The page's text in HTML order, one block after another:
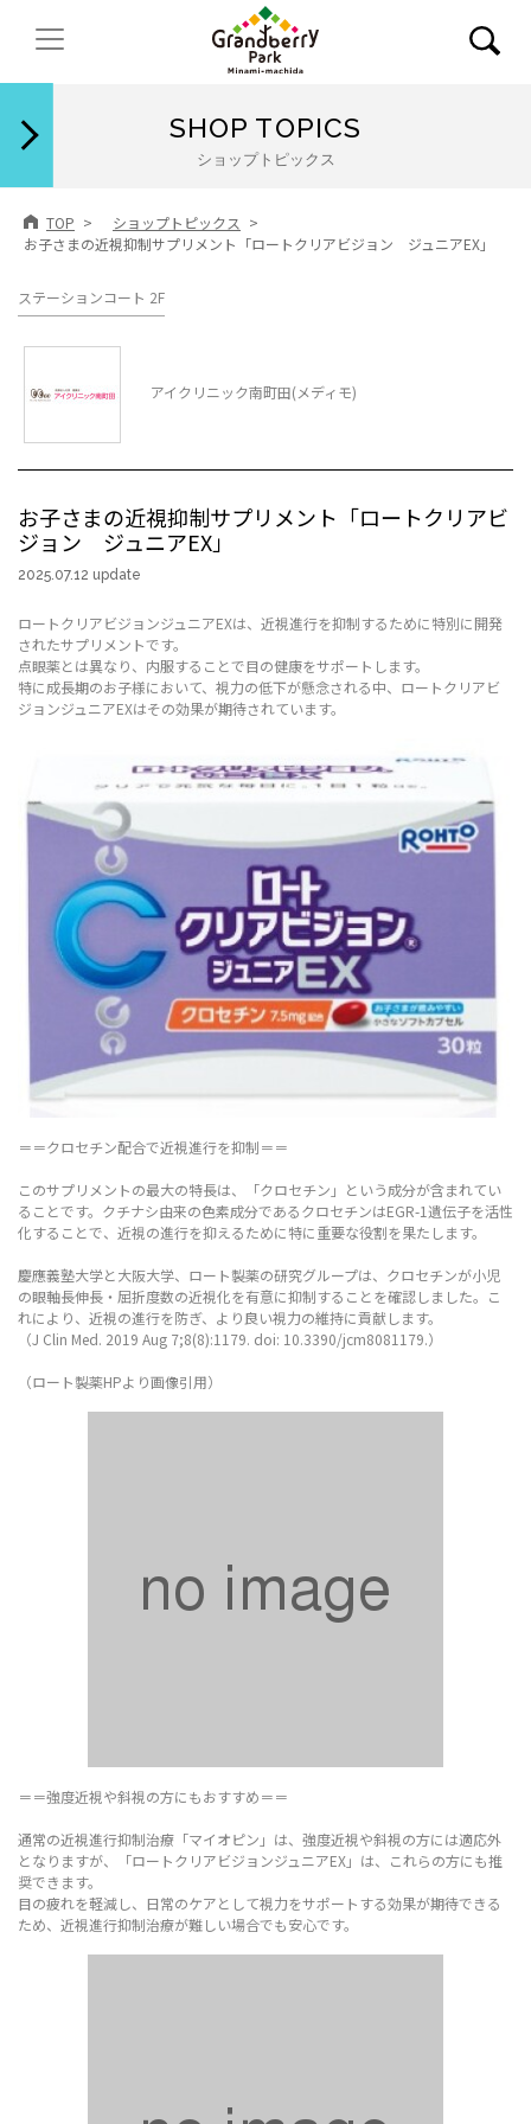
SHOP TOPICS
ショップトピックス
TOP
ショップトピックス
お子さまの近視抑制サプリメント「ロートクリアビジョン ジュニアEX」
ステーションコート 2F
アイクリニック南町田(メディモ)
お子さまの近視抑制サプリメント「ロートクリアビ
ジョン ジュニアEX」
2025.07.12 update
ロートクリアビジョンジュニアEXは、近視進行を抑制するために特別に開発
されたサプリメントです。
点眼薬とは異なり、内服することで目の健康をサポートします。
特に成長期のお子様において、視力の低下が懸念される中、ロートクリアビ
ジョンジュニアEXはその効果が期待されています。
＝＝クロセチン配合で近視進行を抑制＝＝
このサプリメントの最大の特長は、「クロセチン」という成分が含まれてい
ることです。クチナシ由来の色素成分であるクロセチンはEGR-1遺伝子を活性
化することで、近視の進行を抑えるために特に重要な役割を果たします。
慶應義塾大学と大阪大学、ロート製薬の研究グループは、クロセチンが小児
の眼軸長伸長・屈折度数の近視化を有意に抑制することを確認しました。こ
れにより、近視の進行を防ぎ、より良い視力の維持に貢献します。
（J Clin Med. 2019 Aug 7;8(8):1179. doi: 10.3390/jcm8081179.）
（ロート製薬HPより画像引用）
＝＝強度近視や斜視の方にもおすすめ＝＝
通常の近視進行抑制治療「マイオピン」は、強度近視や斜視の方には適応外
となりますが、「ロートクリアビジョンジュニアEX」は、これらの方にも推
奨できます。
目の疲れを軽減し、日常のケアとして視力をサポートする効果が期待できる
ため、近視進行抑制治療が難しい場合でも安心です。
閉じる